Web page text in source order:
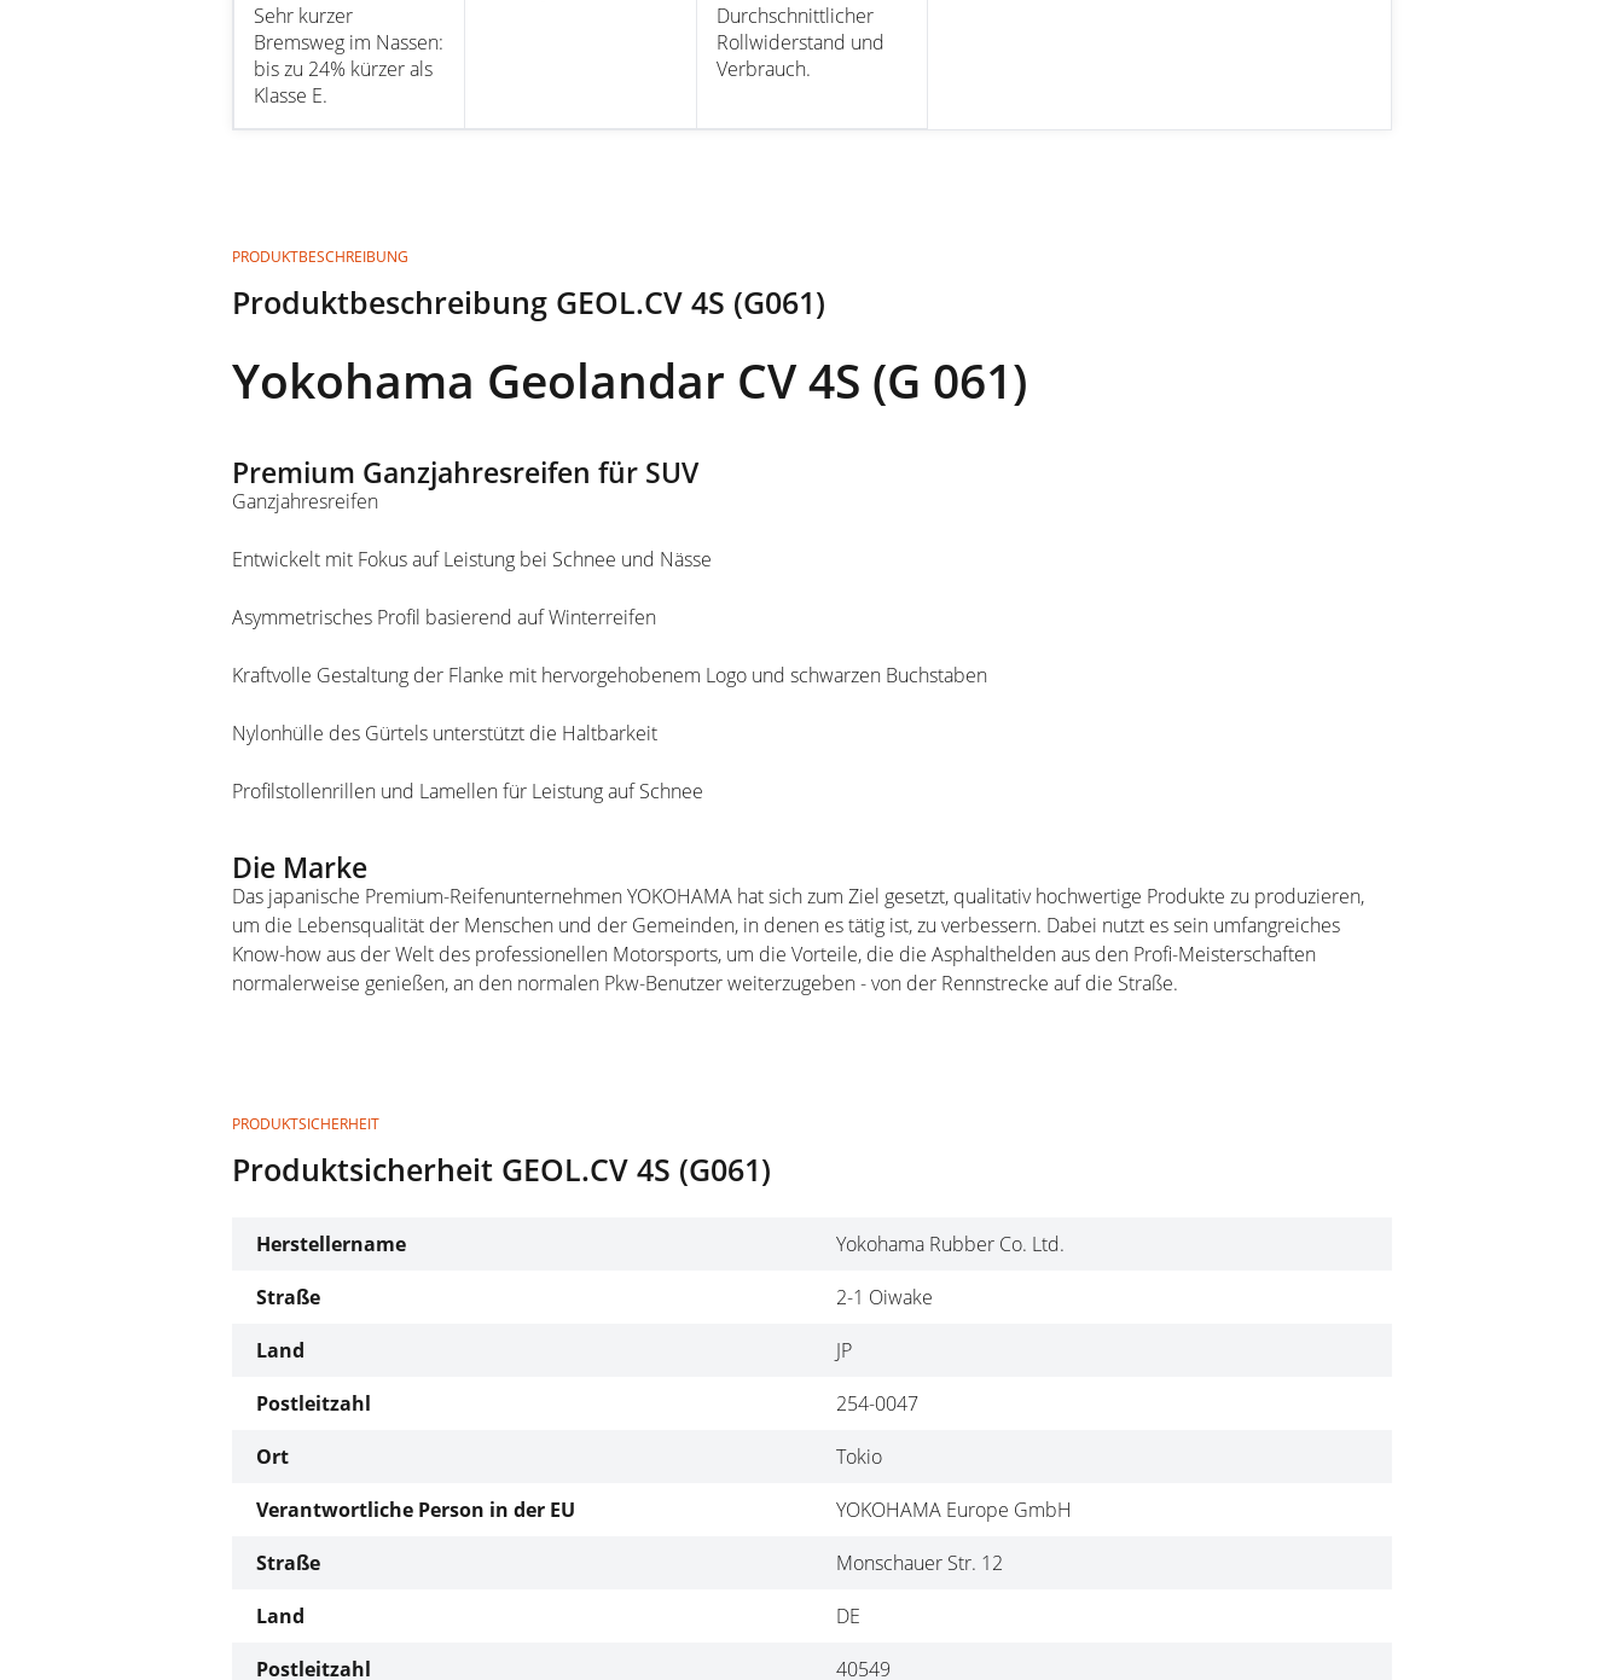
Sehr kurzer
Bremsweg im Nassen:
bis zu 24% kürzer als
Klasse E.
Durchschnittlicher
Rollwiderstand und
Verbrauch.
PRODUKTBESCHREIBUNG
Produktbeschreibung GEOL.CV 4S (G061)
Yokohama Geolandar CV 4S (G 061)
Premium Ganzjahresreifen für SUV
Ganzjahresreifen
Entwickelt mit Fokus auf Leistung bei Schnee und Nässe
Asymmetrisches Profil basierend auf Winterreifen
Kraftvolle Gestaltung der Flanke mit hervorgehobenem Logo und schwarzen Buchstaben
Nylonhülle des Gürtels unterstützt die Haltbarkeit
Profilstollenrillen und Lamellen für Leistung auf Schnee
Die Marke
Das japanische Premium-Reifenunternehmen YOKOHAMA hat sich zum Ziel gesetzt, qualitativ hochwertige Produkte zu produzieren,
um die Lebensqualität der Menschen und der Gemeinden, in denen es tätig ist, zu verbessern. Dabei nutzt es sein umfangreiches
Know-how aus der Welt des professionellen Motorsports, um die Vorteile, die die Asphalthelden aus den Profi-Meisterschaften
normalerweise genießen, an den normalen Pkw-Benutzer weiterzugeben - von der Rennstrecke auf die Straße.
PRODUKTSICHERHEIT
Produktsicherheit GEOL.CV 4S (G061)
Herstellername
Yokohama Rubber Co. Ltd.
Straße
2-1 Oiwake
Land
JP
Postleitzahl
254-0047
Ort
Tokio
Verantwortliche Person in der EU
YOKOHAMA Europe GmbH
Straße
Monschauer Str. 12
Land
DE
Postleitzahl
40549